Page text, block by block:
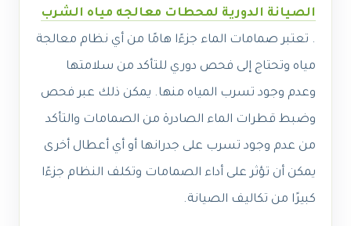
الصيانة الدورية لمحطات معالجه مياه الشرب
. تعتبر صمامات الماء جزءًا هامًا من أي نظام معالجة
مياه وتحتاج إلى فحص دوري للتأكد من سلامتها
وعدم وجود تسرب المياه منها. يمكن ذلك عبر فحص
وضبط قطرات الماء الصادرة من الصمامات والتأكد
من عدم وجود تسرب على جدرانها أو أي أعطال أخرى
يمكن أن تؤثر على أداء الصمامات وتكلف النظام جزءًا
كبيرًا من تكاليف الصيانة.